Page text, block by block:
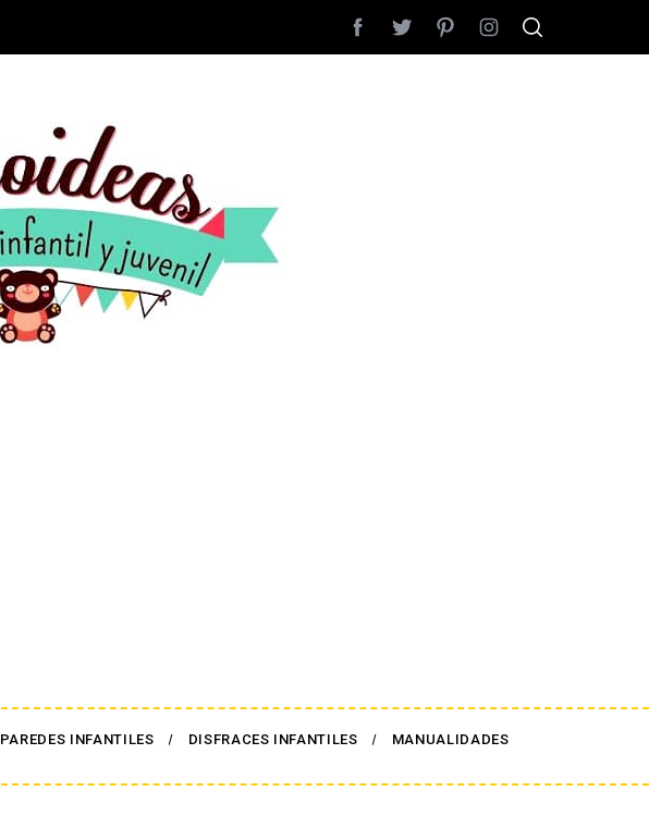
PAREDES INFANTILES DISFRACES INFANTILES MANUALIDADES